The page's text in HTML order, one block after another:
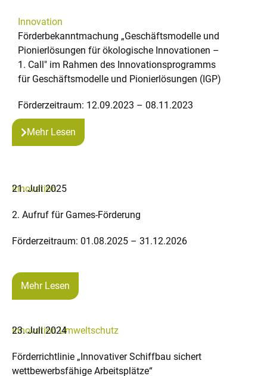
Innovation
Förderbekanntmachung „Geschäftsmodelle und
Pionierlösungen für ökologische Innovationen –
1. Call" im Rahmen des Innovationsprogramms
für Geschäftsmodelle und Pionierlösungen (IGP)
Förderzeitraum: 12.09.2023 – 08.11.2023
Mehr Lesen
Innovation
21. Juli 2025
2. Aufruf für Games-Förderung
Förderzeitraum: 01.08.2025 – 31.12.2026
Mehr Lesen
Innovation Umweltschutz
23. Juli 2024
Förderrichtlinie „Innovativer Schiffbau sichert
wettbewerbsfähige Arbeitsplätze“